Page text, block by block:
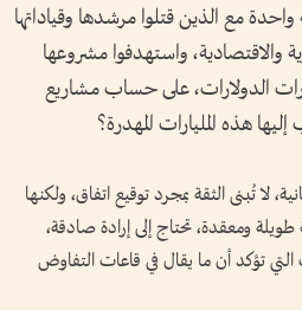
مع الذين قتلوا مرشدها وقياداتها
والاقتصادية، واستهدفوا مشروعها
الدولارات، على حساب مشاريع
هذه المليارات المهدرة؟
لا تُبنى الثقة بمجرد توقيع اتفاق، ولكنها
ومعقدة، تحتاج إلى إرادة صادقة،
تؤكد أن ما يقال في قاعات التفاوض